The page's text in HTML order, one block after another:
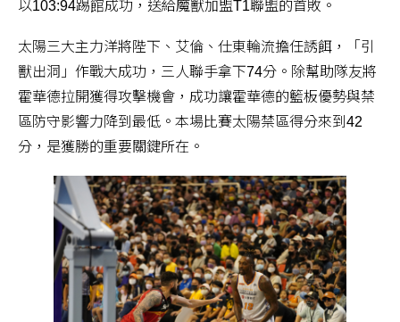
以103:94踢館成功，送給魔獸加盟T1聯盟的首敗。
太陽三大主力洋將陛下、艾倫、仕東輪流擔任誘餌，「引
獸出洞」作戰大成功，三人聯手拿下74分。除幫助隊友將
霍華德拉開獲得攻擊機會，成功讓霍華德的籃板優勢與禁
區防守影響力降到最低。本場比賽太陽禁區得分來到42
分，是獲勝的重要關鍵所在。